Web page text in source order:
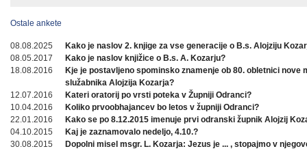
Ostale ankete
08.08.2025
Kako je naslov 2. knjige za vse generacije o B.s. Alojziju
08.05.2017
Kako je naslov knjižice o B.s. A. Kozarju?
18.08.2016
Kje je postavljeno spominsko znamenje ob 80. obletnici nove
služabnika Alojzija Kozarja?
12.07.2016
Kateri oratorij po vrsti poteka v Župniji Odranci?
10.04.2016
Koliko prvoobhajancev bo letos v župniji Odranci?
22.01.2016
Kako se po 8.12.2015 imenuje prvi odranski župnik Alojzij
04.10.2015
Kaj je zaznamovalo nedeljo, 4.10.?
30.08.2015
Dopolni misel msgr. L. Kozarja: Jezus je ... , stopajmo v